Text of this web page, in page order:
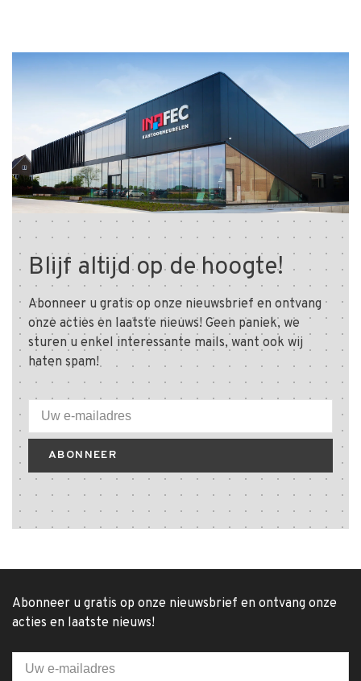
Blijf altijd op de hoogte!
Abonneer u gratis op onze nieuwsbrief en ontvang
onze acties en laatste nieuws! Geen paniek, we
sturen u enkel interessante mails, want ook wij
haten spam!
ABONNEER
Abonneer u gratis op onze nieuwsbrief en ontvang onze
acties en laatste nieuws!